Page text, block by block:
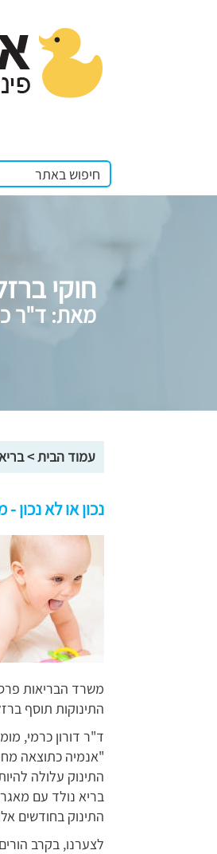
חוקי
מאת: ד"ר
עמוד הבית>
נכון או לא נכון
משרד הבריאות
התינוקות תוסף ברזל באופן קבוע , מגיל 4
ד"ר דורון כרמי,
"אנמיה כתוצאה
התינוק עלולה
בריא נולד עם
התינוק בחודשים
לצערנו, בקרב